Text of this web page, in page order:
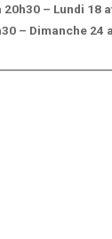
– Lundi 18
– Dimanche 24